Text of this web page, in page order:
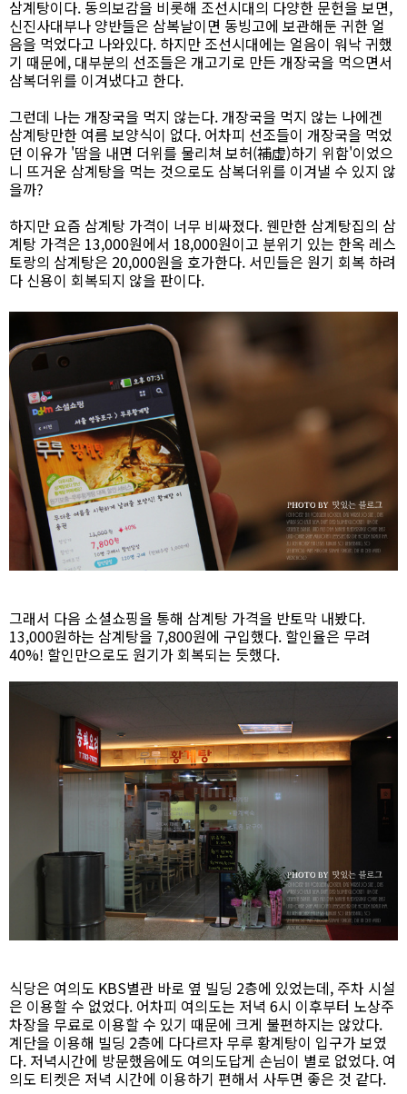
삼계탕이다. 동의보감을 비롯해 조선시대의 다양한 문헌을 보면,
신진사대부나 양반들은 삼복날이면 동빙고에 보관해둔 귀한 얼
음을 먹었다고 나와있다. 하지만 조선시대에는 얼음이 워낙 귀했
기 때문에, 대부분의 선조들은 개고기로 만든 개장국을 먹으면서
삼복더위를 이겨냈다고 한다.
그런데 나는 개장국을 먹지 않는다. 개장국을 먹지 않는 나에겐
삼계탕만한 여름 보양식이 없다. 어차피 선조들이 개장국을 먹었
던 이유가 '땀을 내면 더위를 물리쳐 보허(補虛)하기 위함'이었으
니 뜨거운 삼계탕을 먹는 것으로도 삼복더위를 이겨낼 수 있지 않
을까?
하지만 요즘 삼계탕 가격이 너무 비싸졌다. 웬만한 삼계탕집의 삼
계탕 가격은 13,000원에서 18,000원이고 분위기 있는 한옥 레스
토랑의 삼계탕은 20,000원을 호가한다. 서민들은 원기 회복 하려
다 신용이 회복되지 않을 판이다.
그래서 다음 소셜쇼핑을 통해 삼계탕 가격을 반토막 내봤다.
13,000원하는 삼계탕을 7,800원에 구입했다. 할인율은 무려
40%! 할인만으로도 원기가 회복되는 듯했다.
식당은 여의도 KBS별관 바로 옆 빌딩 2층에 있었는데, 주차 시설
은 이용할 수 없었다. 어차피 여의도는 저녁 6시 이후부터 노상주
차장을 무료로 이용할 수 있기 때문에 크게 불편하지는 않았다.
계단을 이용해 빌딩 2층에 다다르자 무루 황계탕이 입구가 보였
다. 저녁시간에 방문했음에도 여의도답게 손님이 별로 없었다. 여
의도 티켓은 저녁 시간에 이용하기 편해서 사두면 좋은 것 같다.